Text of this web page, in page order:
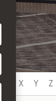
W X Y Z